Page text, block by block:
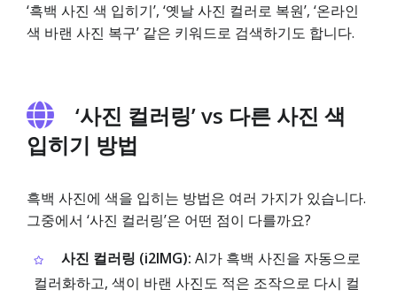
‘흑백 사진 색 입히기’, ‘옛날 사진 컬러로 복원’, ‘온라인
색 바랜 사진 복구’ 같은 키워드로 검색하기도 합니다.
‘사진 컬러링’ vs 다른 사진 색
입히기 방법
흑백 사진에 색을 입히는 방법은 여러 가지가 있습니다.
그중에서 ‘사진 컬러링’은 어떤 점이 다를까요?
사진 컬러링 (i2IMG): AI가 흑백 사진을 자동으로
컬러화하고, 색이 바랜 사진도 적은 조작으로 다시 컬